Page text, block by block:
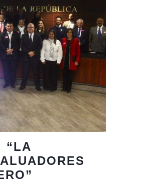
“LA